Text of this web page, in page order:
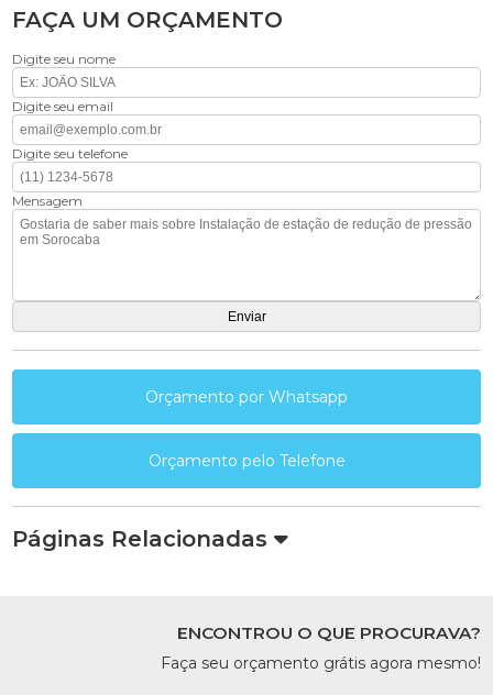
FAÇA UM ORÇAMENTO
Digite seu nome
Digite seu email
Digite seu telefone
Mensagem
Orçamento por Whatsapp
Orçamento pelo Telefone
Páginas Relacionadas
ENCONTROU O QUE PROCURAVA?
Faça seu orçamento grátis agora mesmo!